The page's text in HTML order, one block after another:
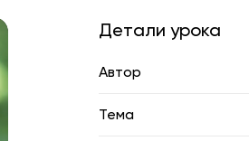
Детали урока
Автор
Тема